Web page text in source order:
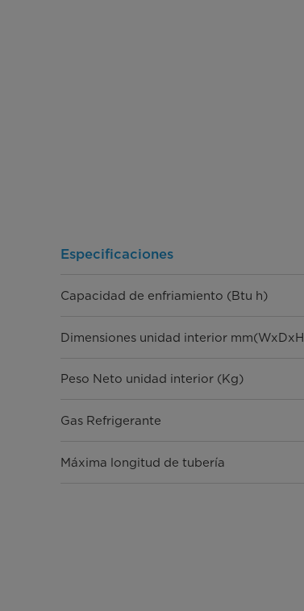
Especificaciones
Capacidad de enfriamiento (Btu h)
Dimensiones unidad interior
Peso Neto unidad interior (Kg)
Gas Refrigerante
Máxima longitud de tubería